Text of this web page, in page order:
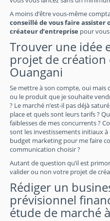
A moins d’être vous-même
conseillé de vous faire
créateur d’entreprise pour
Trouver une idée
projet de
Ouangani
Se mettre à son compte, oui mais
ou le produit que je souhaite
? Le marché n’est-il pas déjà
place et quels sont leurs tarifs ?
faiblesses de mes concurrents ?
sont les investissements initiaux à
budget marketing pour me faire
communication choisir ?
Autant de question qu’il est
valider ou non votre projet de
Rédiger un
prévisionnel
étude de marché